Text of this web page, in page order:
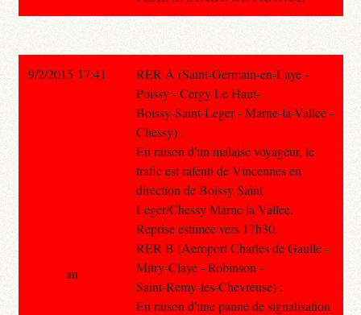
9/2/2015 17:41
RER A (Saint-Germain-en-Laye -
Poissy - Cergy Le Haut-
Boissy-Saint-Leger - Marne-la-Vallee -
Chessy) :
En raison d'un malaise voyageur, le
trafic est ralenti de Vincennes en
direction de Boissy Saint
Leger/Chessy Marne la Vallee.
Reprise estimee vers 17h30.
RER B (Aeroport Charles de Gaulle -
Mitry-Claye - Robinson -
Saint-Remy-les-Chevreuse) :
En raison d'une panne de signalisation
au